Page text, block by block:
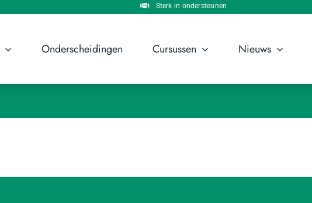
Sterk in ondersteunen
Onderscheidingen Cursussen Nieuws